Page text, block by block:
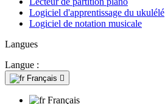
Logiciel d'apprentissage du ukulélé
Logiciel de notation musicale
Langues
Langue :
Français 
Français